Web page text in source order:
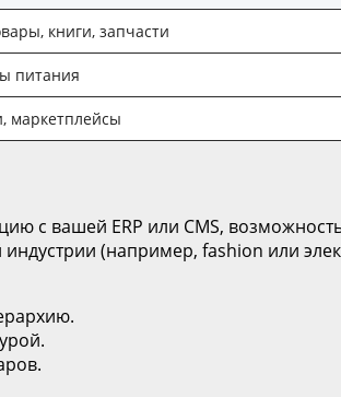
книги, запчасти
питания
маркетплейсы
с вашей ERP или CMS,
(например, fashion или